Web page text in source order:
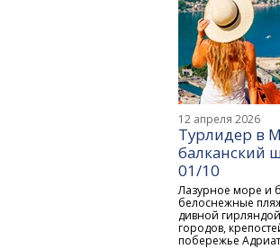
12 апреля 2026
Турлидер в
балканский
01/10
Лазурное море и
белоснежные
дивной
городов,
побережье